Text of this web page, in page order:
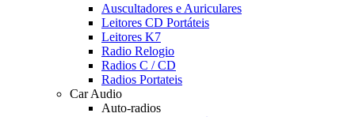
Auscultadores e Auriculares
Leitores CD Portáteis
Leitores K7
Radio Relogio
Radios C / CD
Radios Portateis
Car Audio
Auto-radios